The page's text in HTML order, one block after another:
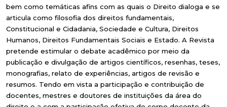
bem como temáticas afins com as quais o Direito dialoga e se
articula como filosofia dos direitos fundamentais,
Constitucional e Cidadania, Sociedade e Cultura, Direitos
Humanos, Direitos Fundamentais Sociais e Estado. A Revista
pretende estimular o debate acadêmico por meio da
publicação e divulgação de artigos científicos, resenhas, teses,
monografias, relato de experiências, artigos de revisão e
resumos. Tendo em vista a participação e contribuição de
docentes, mestres e doutores de instituições da área do